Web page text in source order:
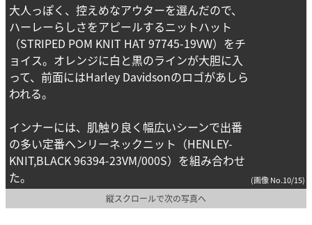
大人っぽく、控えめなアウターを選んだので、
ハーレーらしさをアピールするニットハット
（STRIPED POM KNIT HAT 97745-19VW）をチ
ョイス。オレンジに白と黒のラインが大胆に入
って、前面にはHarley Davidsonのロゴがあしら
われる。
インナーには、肌触り良く幅広いシーンで出番
の多い定番ヘンリーネックニット（HENLEY-
KNIT,BLACK 96394-23VM/000S）を組み合わせ
た。
(画像 No.10/15)
縦スクロールで次の写真へ